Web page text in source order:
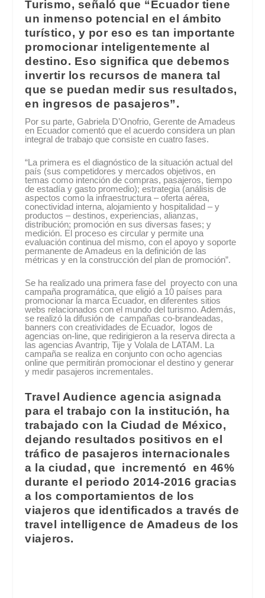
Turismo, señaló que “Ecuador tiene
un inmenso potencial en el ámbito
turístico, y por eso es tan importante
promocionar inteligentemente al
destino. Eso significa que debemos
invertir los recursos de manera tal
que se puedan medir sus resultados,
en ingresos de pasajeros”.
Por su parte, Gabriela D’Onofrio, Gerente de Amadeus
en Ecuador comentó que el acuerdo considera un plan
integral de trabajo que consiste en cuatro fases.
“La primera es el diagnóstico de la situación actual del
país (sus competidores y mercados objetivos, en
temas como intención de compras, pasajeros, tiempo
de estadía y gasto promedio); estrategia (análisis de
aspectos como la infraestructura – oferta aérea,
conectividad interna, alojamiento y hospitalidad – y
productos – destinos, experiencias, alianzas,
distribución; promoción en sus diversas fases; y
medición. El proceso es circular y permite una
evaluación continua del mismo, con el apoyo y soporte
permanente de Amadeus en la definición de las
métricas y en la construcción del plan de promoción”.
Se ha realizado una primera fase del proyecto con una
campaña programática, que eligió a 10 países para
promocionar la marca Ecuador, en diferentes sitios
webs relacionados con el mundo del turismo. Además,
se realizó la difusión de campañas co-brandeadas,
banners con creatividades de Ecuador, logos de
agencias on-line, que redirigieron a la reserva directa a
las agencias Avantrip, Tije y Volala de LATAM. La
campaña se realiza en conjunto con ocho agencias
online que permitirán promocionar el destino y generar
y medir pasajeros incrementales.
Travel Audience agencia asignada
para el trabajo con la institución, ha
trabajado con la Ciudad de México,
dejando resultados positivos en el
tráfico de pasajeros internacionales
a la ciudad, que incrementó en 46%
durante el periodo 2014-2016 gracias
a los comportamientos de los
viajeros que identificados a través de
travel intelligence de Amadeus de los
viajeros.